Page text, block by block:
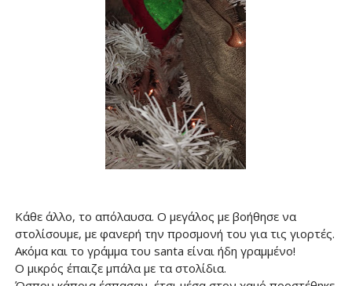
Κάθε άλλο, το απόλαυσα. Ο μεγάλος με βοήθησε να
στολίσουμε, με φανερή την προσμονή του για τις γιορτές.
Ακόμα και το γράμμα του santa είναι ήδη γραμμένο!
Ο μικρός έπαιζε μπάλα με τα στολίδια.